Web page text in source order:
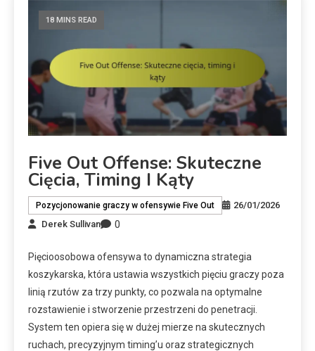
18 MINS READ
Five Out Offense: Skuteczne
Cięcia, Timing I Kąty
Pozycjonowanie graczy w ofensywie Five Out
26/01/2026
Derek Sullivan
0
Pięcioosobowa ofensywa to dynamiczna strategia
koszykarska, która ustawia wszystkich pięciu graczy poza
linią rzutów za trzy punkty, co pozwala na optymalne
rozstawienie i stworzenie przestrzeni do penetracji.
System ten opiera się w dużej mierze na skutecznych
ruchach, precyzyjnym timing’u oraz strategicznych